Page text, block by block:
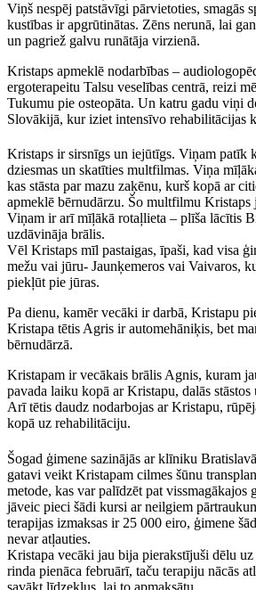
Viņš nespēj patstāvīgi pārvietoties, smagās
kustības ir apgrūtinātas. Zēns nerunā, lai
un pagriež galvu runātāja virzienā.
Kristaps apmeklē nodarbības –
ergoterapeitu Talsu veselības centrā, reizi
Tukumu pie osteopāta. Un katru gadu viņi
Slovākijā, kur iziet intensīvo rehabilitācijas
Kristaps ir sirsnīgs un iejūtīgs. Viņam patīk
dziesmas un skatīties multfilmas. Viņa
kas stāsta par mazu zaķēnu, kurš kopā ar
apmeklē bērnudārzu. Šo multfilmu Kristaps
Viņam ir arī mīļākā rotaļlieta – plīša lācītis
uzdāvināja brālis.
Vēl Kristaps mīl pastaigas, īpaši, kad visa
mežu vai jūru- Jaunķemeros vai Vaivaros,
piekļūt pie jūras.
Pa dienu, kamēr vecāki ir darbā, Kristapu
Kristapa tētis Agris ir automehāniķis, bet
bērnudārzā.
Kristapam ir vecākais brālis Agnis, kuram
pavada laiku kopā ar Kristapu, dalās stāstos
Arī tētis daudz nodarbojas ar Kristapu,
kopā uz rehabilitāciju.
Šogad ģimene sazinājās ar klīniku
gatavi veikt Kristapam cilmes šūnu
metode, kas var palīdzēt pat vissmagākajos
jāveic pieci šādi kursi ar neilgiem
terapijas izmaksas ir 25 000 eiro, ģimene
nevar atļauties.
Kristapa vecāki jau bija pierakstījuši dēlu uz
rinda pienāca februārī, taču terapiju nācās
savākt līdzekļus, lai to apmaksātu.